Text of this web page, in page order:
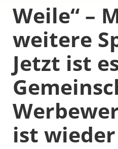
Weile“ –
weitere
Jetzt ist
ist